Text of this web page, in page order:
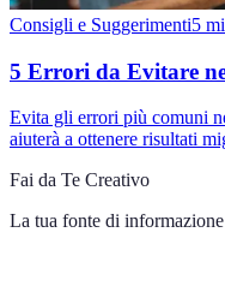
Consigli e Suggerimenti5
5 Errori da Evitare
Evita gli errori più comuni
aiuterà a ottenere risultati
Fai da Te Creativo
La tua fonte di